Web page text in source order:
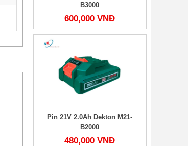
B3000
600,000 VNĐ
Pin 21V 2.0Ah Dekton M21-
B2000
480,000 VNĐ